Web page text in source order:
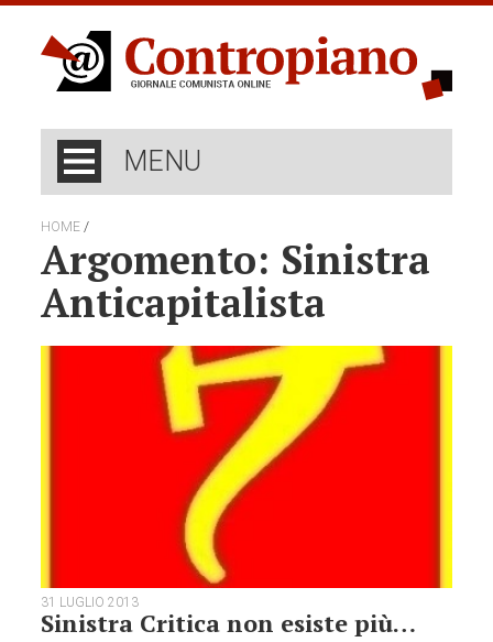
MENU
HOME /
Argomento: Sinistra
Anticapitalista
31 LUGLIO 2013
Sinistra Critica non esiste più…